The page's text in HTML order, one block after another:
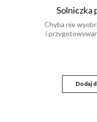
Solniczka
Chyba nie
i
Dodaj